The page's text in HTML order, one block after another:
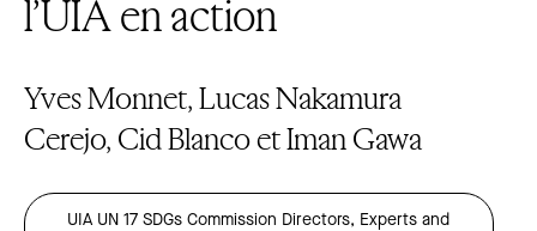
l’UIA en action
Yves Monnet, Lucas Nakamura
Cerejo, Cid Blanco et Iman Gawa
UIA UN 17 SDGs Commission Directors, Experts and